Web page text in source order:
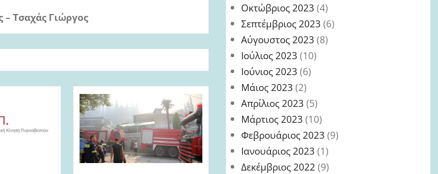
– Τσαχάς Γιώργος
Οκτώβριος 2023 (4)
Σεπτέμβριος 2023 (6)
Αύγουστος 2023 (8)
Ιούλιος 2023 (10)
Ιούνιος 2023 (6)
Μάιος 2023 (2)
Απρίλιος 2023 (5)
Μάρτιος 2023 (10)
Φεβρουάριος 2023 (9)
Ιανουάριος 2023 (1)
Δεκέμβριος 2022 (9)